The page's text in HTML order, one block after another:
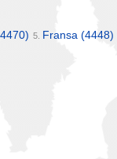
5. Fransa (4448)